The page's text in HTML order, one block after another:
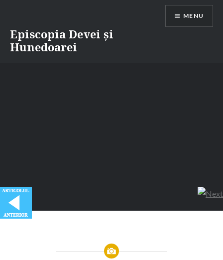
content
Episcopia Devei și
Hunedoarei
MENU